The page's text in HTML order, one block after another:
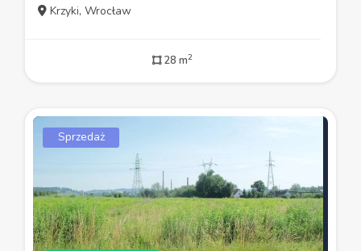
Krzyki, Wrocław
28 m2
Sprzedaż